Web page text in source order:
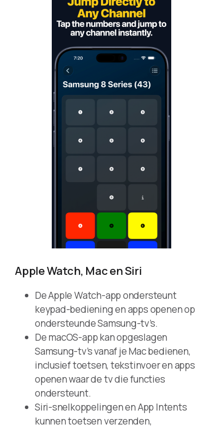
Apple Watch, Mac en Siri
De Apple Watch-app ondersteunt
keypad-bediening en apps openen op
ondersteunde Samsung-tv’s.
De macOS-app kan opgeslagen
Samsung-tv’s vanaf je Mac bedienen,
inclusief toetsen, tekstinvoer en apps
openen waar de tv die functies
ondersteunt.
Siri-snelkoppelingen en App Intents
kunnen toetsen verzenden,